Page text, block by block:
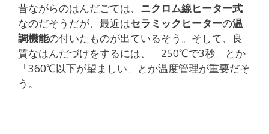
昔ながらのはんだごては、 ニクロム線ヒーター式
なのだそうだが、最近はセラミックヒーターの温
調機能の付いたものが出ているそう。そして、良
質なはんだづけをするには、「250℃で3秒」とか
「360℃以下が望ましい」とか温度管理が重要だそ
う。